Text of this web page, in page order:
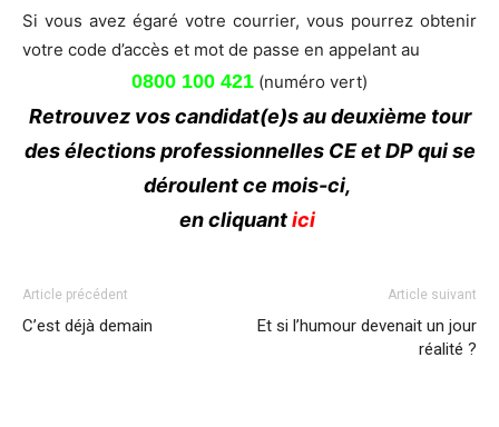
Si vous avez égaré votre courrier, vous pourrez obtenir
votre code d’accès et mot de passe en appelant au
0800 100 421 (numéro vert)
Retrouvez vos candidat(e)s au deuxième tour
des élections professionnelles CE et DP qui se
déroulent ce mois-ci,
en cliquantici
Article précédent
C’est déjà demain
Article suivant
Et si l’humour devenait un jour
réalité ?